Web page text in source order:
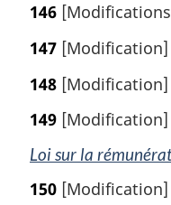
146
147 [Modification]
148 [Modification]
149 [Modification]
Loi sur la
150 [Modification]